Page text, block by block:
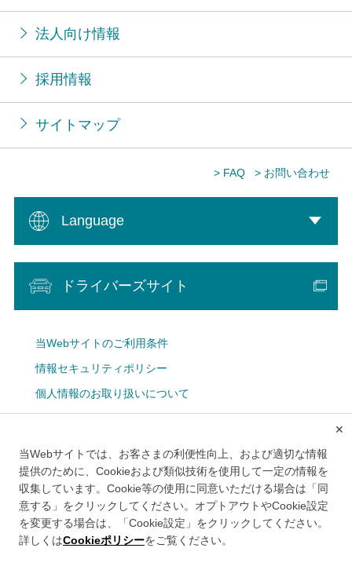
法人向け情報
採用情報
サイトマップ
> FAQ > お問い合わせ
Language
ドライバーズサイト
当Webサイトのご利用条件
情報セキュリティポリシー
個人情報のお取り扱いについて
メルマガ
当Webサイトでは、お客さまの利便性向上、および適切な情報
提供のために、Cookieおよび類似技術を使用して一定の情報を
収集しています。Cookie等の使用に同意いただける場合は「同
意する」をクリックしてください。オプトアウトやCookie設定
を変更する場合は、「Cookie設定」をクリックしてください。
詳しくはCookieポリシーをご覧ください。
✕